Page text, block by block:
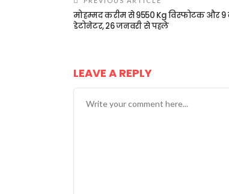
मोहम्मद करीम से 9550 Kg विस्फोटक और 9
डेटोनेटर, 26 जनवरी से पहले
LEAVE A REPLY